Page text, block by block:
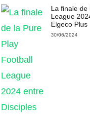
La finale de
League
Elgeco Plus
30/06/2024